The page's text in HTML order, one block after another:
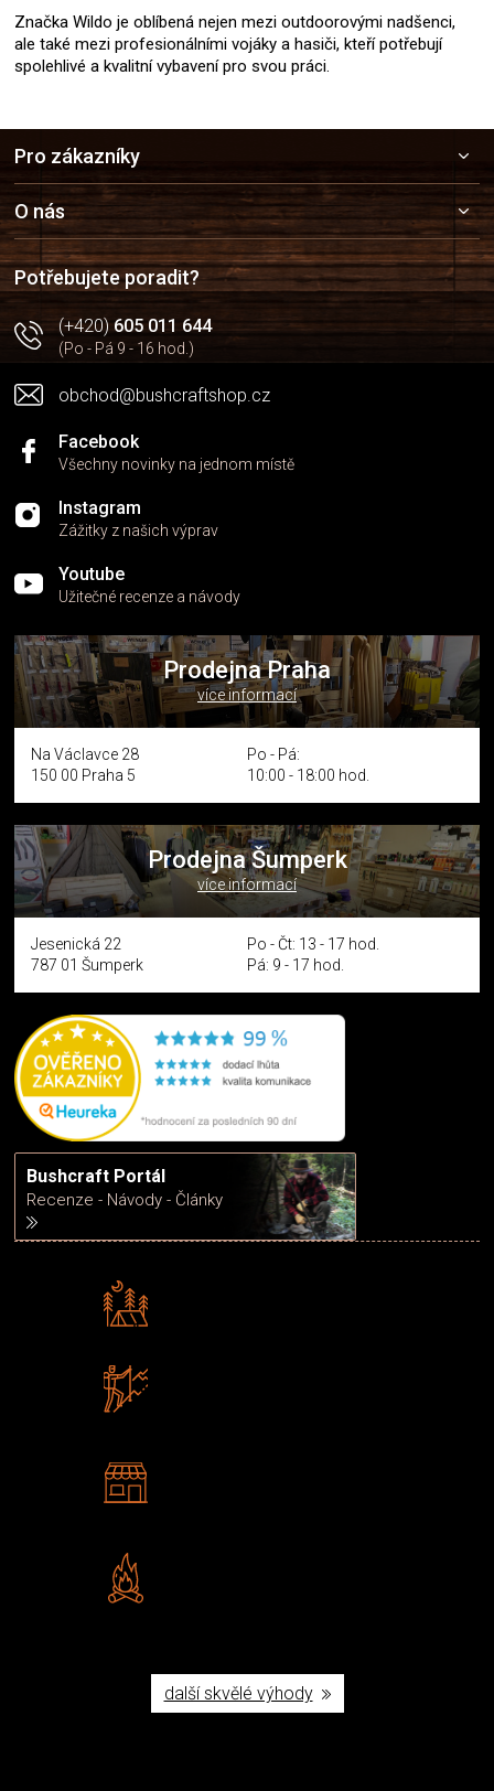
Značka Wildo je oblíbená nejen mezi outdoorovými nadšenci,
ale také mezi profesionálními vojáky a hasiči, kteří potřebují
spolehlivé a kvalitní vybavení pro svou práci.
a
t
í
Pro zákazníky
O nás
Potřebujete poradit?
(+420)605 011 644
(Po - Pá 9 - 16 hod.)
obchod@bushcraftshop.cz
Facebook
Všechny novinky na jednom místě
Instagram
Zážitky z našich výprav
Youtube
Užitečné recenze a návody
Prodejna Praha
více informací
Na Václavce 28
150 00 Praha 5
Po - Pá:
10:00 - 18:00 hod.
Prodejna Šumperk
více informací
Jesenická 22
787 01 Šumperk
Po - Čt: 13 - 17 hod.
Pá: 9 - 17 hod.
Bushcraft Portál
Recenze - Návody - Články
další skvělé výhody